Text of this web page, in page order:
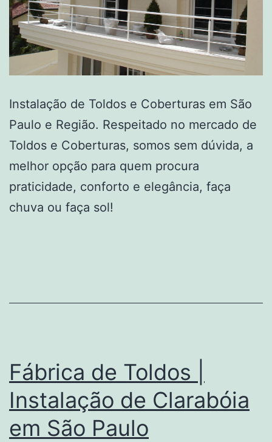
Instalação de Toldos e Coberturas em São
Paulo e Região. Respeitado no mercado de
Toldos e Coberturas, somos sem dúvida, a
melhor opção para quem procura
praticidade, conforto e elegância, faça
chuva ou faça sol!
Fábrica de Toldos |
Instalação de Clarabóia
em São Paulo